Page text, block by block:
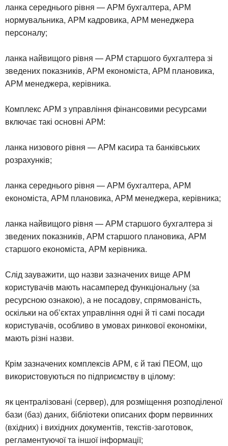
ланка середнього рівня — АРМ бухгалтера, АРМ
нормувальника, АРМ кадровика, АРМ менеджера
персоналу;
ланка найвищого рівня — АРМ старшого бухгалтера зі
зведених показників, АРМ економіста, АРМ плановика,
АРМ менеджера, керівника.
Комплекс АРМ з управління фінансовими ресурсами
включає такі основні АРМ:
ланка низового рівня — АРМ касира та банківських
розрахунків;
ланка середнього рівня — АРМ бухгалтера, АРМ
економіста, АРМ плановика, АРМ менеджера, керівника;
ланка найвищого рівня — АРМ старшого бухгалтера зі
зведених показників, АРМ старшого плановика, АРМ
старшого економіста, АРМ керівника.
Слід зауважити, що назви зазначених вище АРМ
користувачів мають насамперед функціональну (за
ресурсною ознакою), а не посадову, спрямованість,
оскільки на об’єктах управління одні й ті самі посади
користувачів, особливо в умовах ринкової економіки,
мають різні назви.
Крім зазначених комплексів АРМ, є й такі ПЕОМ, що
використовуються по підприємству в цілому:
як централізовані (сервер), для розміщення розподіленої
бази (баз) даних, бібліотеки описаних форм первинних
(вхідних) і вихідних документів, текстів-заготовок,
регламентуючої та іншої інформації;